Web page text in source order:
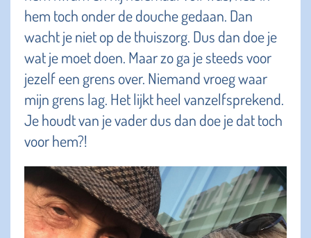
hem toch onder de douche gedaan. Dan
wacht je niet op de thuiszorg. Dus dan doe je
wat je moet doen. Maar zo ga je steeds voor
jezelf een grens over. Niemand vroeg waar
mijn grens lag. Het lijkt heel vanzelfsprekend.
Je houdt van je vader dus dan doe je dat toch
voor hem?!